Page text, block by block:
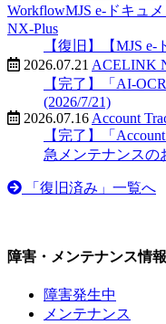
WorkflowMJS e-ドキュ
NX-Plus
【復旧】【MJS
2026.07.21 ACELINK
【完了】「AI-
(2026/7/21)
2026.07.16 Account
【完了】「
急メンテナンスの
「復旧済み」一覧へ
障害・メンテナンス情報
障害発生中
メンテナンス